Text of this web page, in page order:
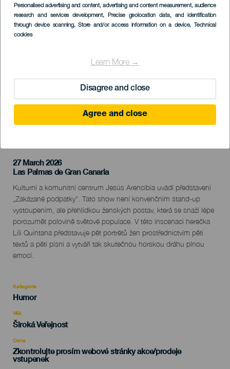
Personalised advertising and content, advertising and content measurement, audience
research and services development, Precise geolocation data, and identification
through device scanning, Store and/or access information on a device, Technical
cookies
Learn More →
Disagree and close
Agree and close
Imagen
Listado
27 March 2026
Localidad
Las Palmas de Gran Canaria
Descripción
del
evento
Kulturní a komunitní centrum Jesús Arencibia uvádí představení
„Zakázané podpatky“. Tato show není konvenčním stand-up
vystoupením, ale přehlídkou ženských postav, která se snaží lépe
porozumět polovině světové populace. V této inscenaci herečka
Lili Quintana představuje pět portrétů žen prostřednictvím pěti
textů a pěti písní a vytváří tak skutečnou horskou dráhu plnou
emocí.
Kategorie
Categoría
evento
Humor
Věk
Edad
Recomendada
Široká Veřejnost
Cena
Zkontrolujte prosím webové stránky akce/prodeje
vstupenek